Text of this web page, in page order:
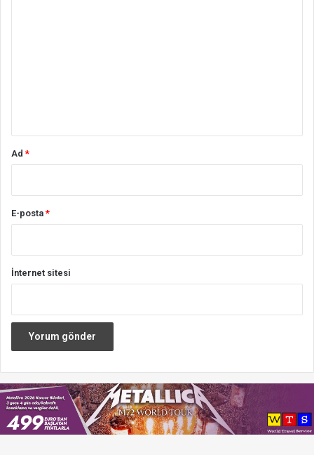
Ad*
E-posta*
İnternet sitesi